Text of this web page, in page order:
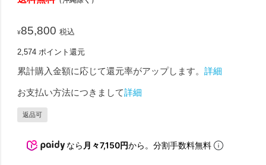
¥85,800 税込
2,574 ポイント還元
累計購入金額に応じて還元率がアップします。詳細
お支払い方法につきまして詳細
返品可
なら 月々7,150円から。分割手数料無料